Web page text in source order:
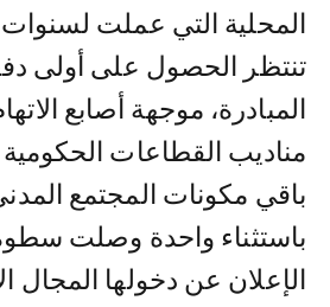
المحلية التي عملت
تنتظر الحصول على أولى
المبادرة، موجهة أصابع
مناديب القطاعات
باقي مكونات المجتمع
باستثناء واحدة وصلت
الإعلان عن دخولها المجال